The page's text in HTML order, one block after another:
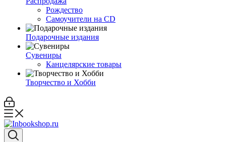
Рождество
Самоучители на CD
Подарочные издания
Сувениры
Канцелярские товары
Творчество и Хобби